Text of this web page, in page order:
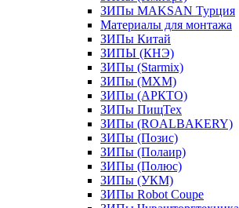
ЗИПы MAKSAN Турция
Материалы для монтажа
ЗИПы Китай
ЗИПЫ (КНЭ)
ЗИПы (Starmix)
ЗИПы (МХМ)
ЗИПы (АРКТО)
ЗИПы ПищТех
ЗИПы (ROALBAKERY)
ЗИПы (Позис)
ЗИПы (Полаир)
ЗИПы (Полюс)
ЗИПы (УКМ)
ЗИПы Robot Coupe